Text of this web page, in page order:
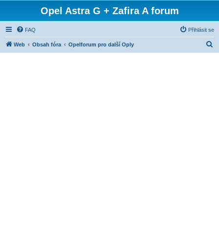
Opel Astra G + Zafira A forum
FAQ Přihlásit se
Web Obsah fóra Opelforum pro další Oply